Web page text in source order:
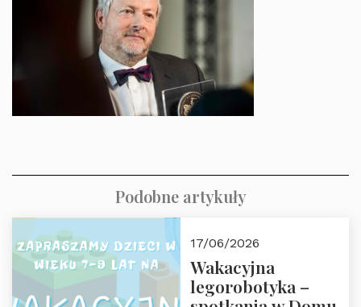
Podobne artykuły
17/06/2026
Wakacyjna
legorobotyka –